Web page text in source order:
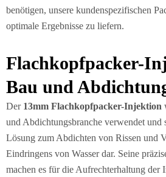
benötigen, unsere kundenspezifischen
optimale Ergebnisse zu liefern.
Flachkopfpacker-
Bau und
Der 13mm Flachkopfpacker-Injektion
und Abdichtungsbranche verwendet und
Lösung zum Abdichten von Rissen und
Eindringens von Wasser dar. Seine
machen es für die Aufrechterhaltung der